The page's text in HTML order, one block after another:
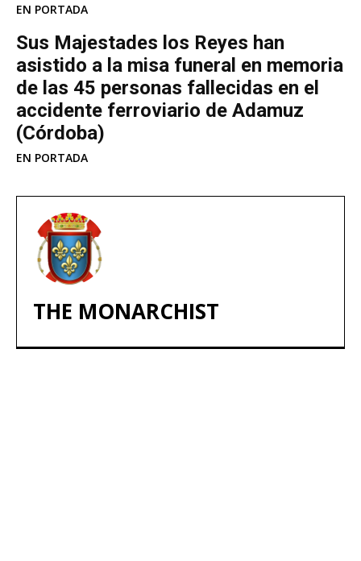
EN PORTADA
Sus Majestades los Reyes han
asistido a la misa funeral en memoria
de las 45 personas fallecidas en el
accidente ferroviario de Adamuz
(Córdoba)
EN PORTADA
THE MONARCHIST